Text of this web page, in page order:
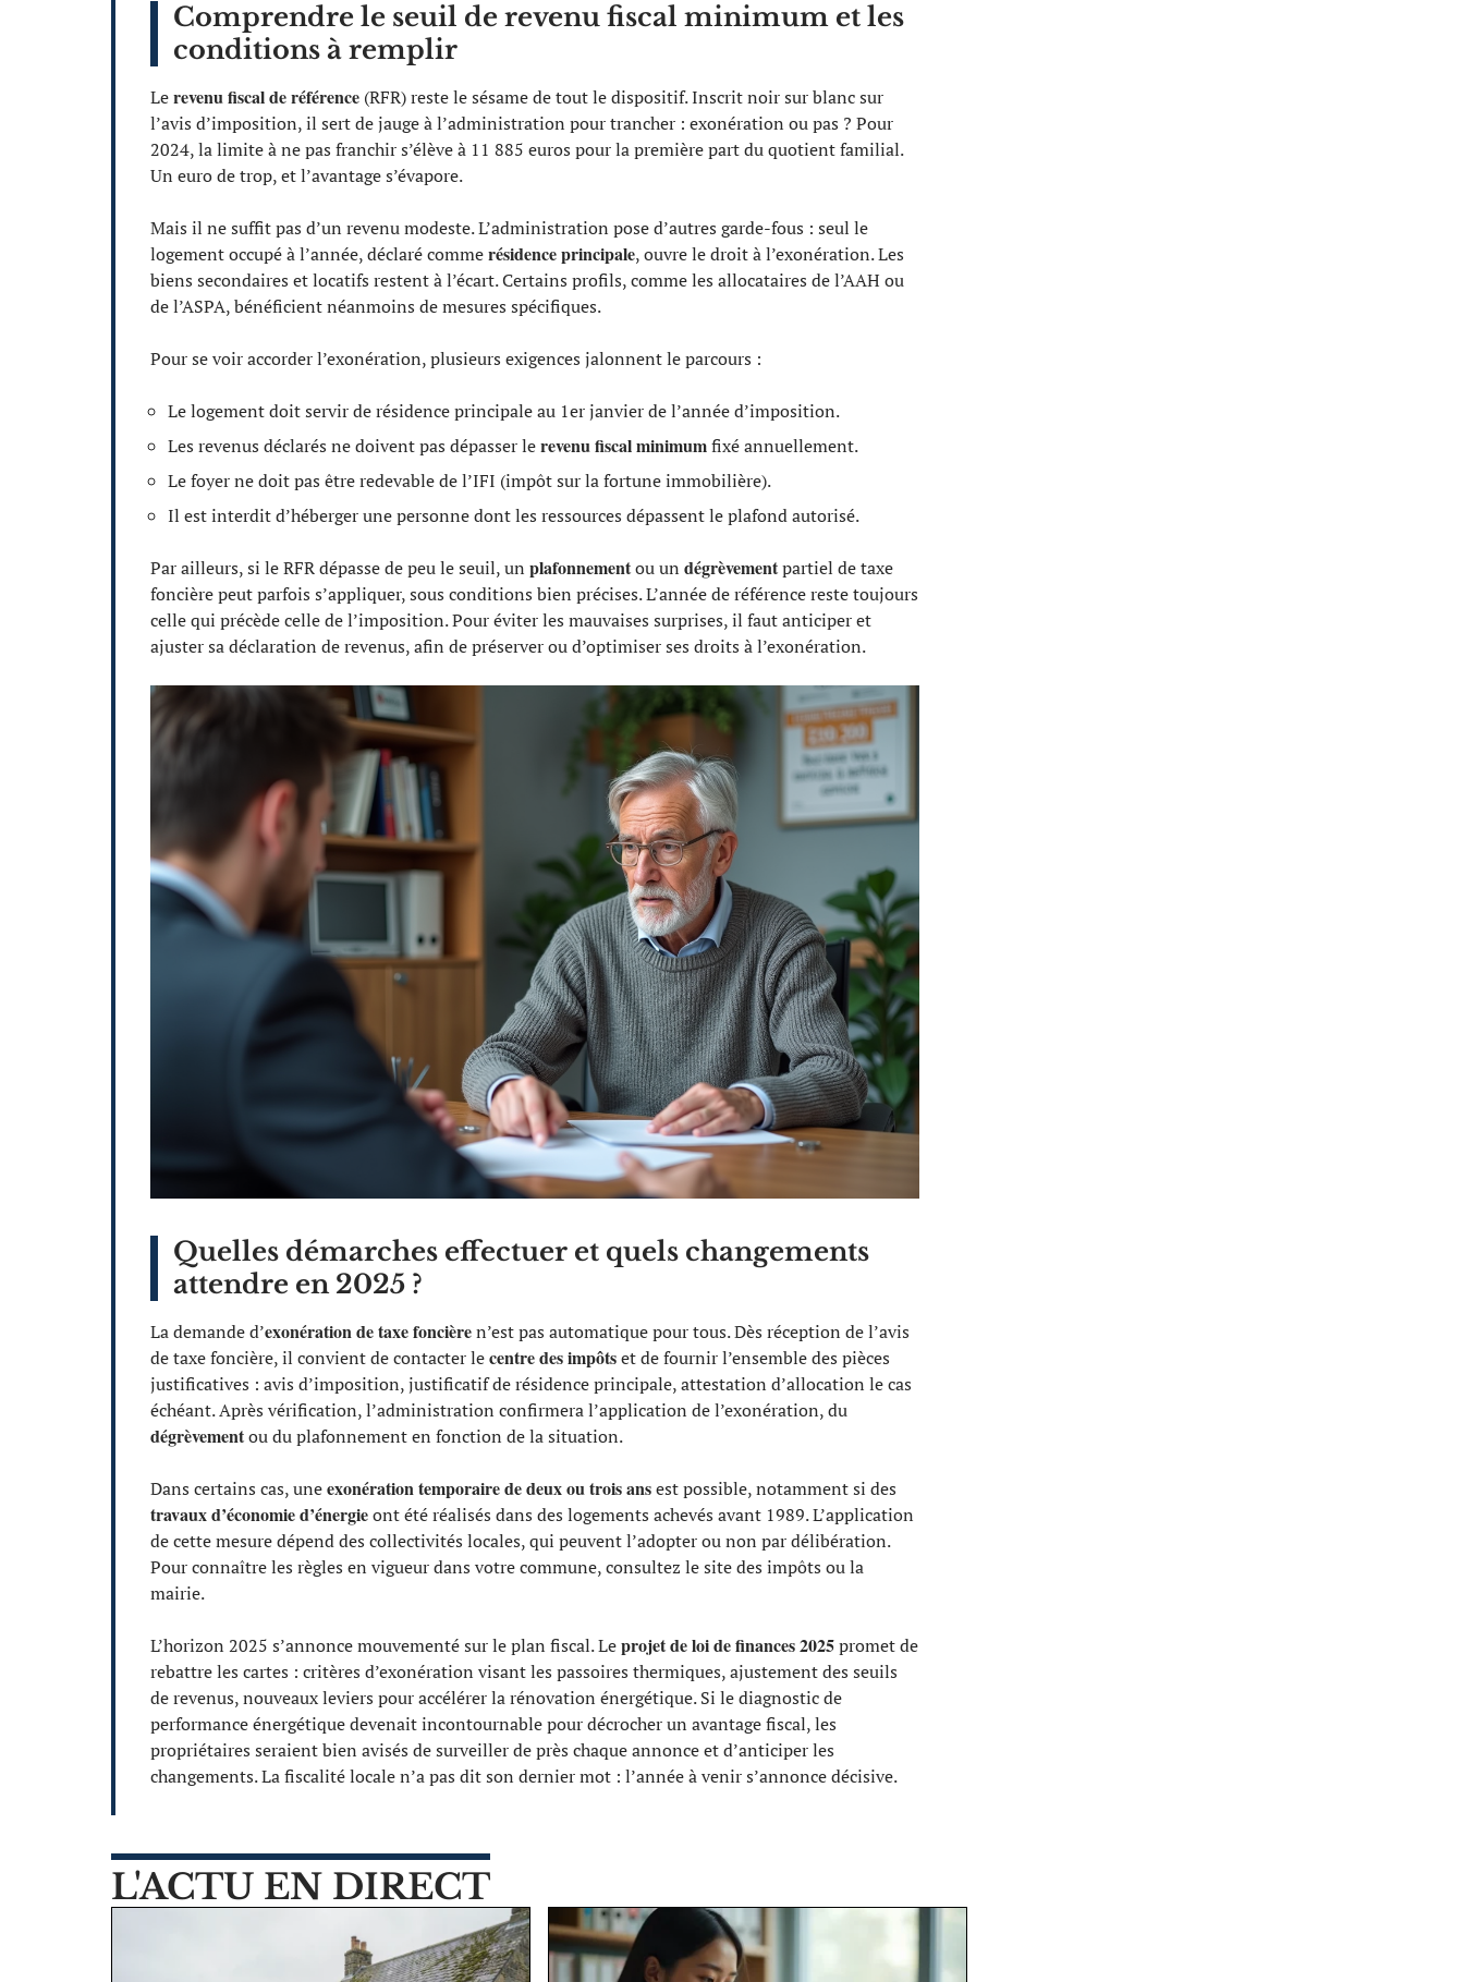
Comprendre le seuil de revenu fiscal minimum et les
conditions à remplir
Lerevenu fiscal de référence (RFR) reste le sésame de tout le dispositif. Inscrit noir sur blanc sur
l’avis d’imposition, il sert de jauge à l’administration pour trancher : exonération ou pas ? Pour
2024, la limite à ne pas franchir s’élève à 11 885 euros pour la première part du quotient familial.
Un euro de trop, et l’avantage s’évapore.
Mais il ne suffit pas d’un revenu modeste. L’administration pose d’autres garde-fous : seul le
logement occupé à l’année, déclaré commerésidence principale, ouvre le droit à l’exonération. Les
biens secondaires et locatifs restent à l’écart. Certains profils, comme les allocataires de l’AAH ou
de l’ASPA, bénéficient néanmoins de mesures spécifiques.
Pour se voir accorder l’exonération, plusieurs exigences jalonnent le parcours :
Le logement doit servir de résidence principale au 1er janvier de l’année d’imposition.
Les revenus déclarés ne doivent pas dépasser lerevenu fiscal minimumfixé annuellement.
Le foyer ne doit pas être redevable de l’IFI (impôt sur la fortune immobilière).
Il est interdit d’héberger une personne dont les ressources dépassent le plafond autorisé.
Par ailleurs, si le RFR dépasse de peu le seuil, un plafonnementou un dégrèvementpartiel de taxe
foncière peut parfois s’appliquer, sous conditions bien précises. L’année de référence reste toujours
celle qui précède celle de l’imposition. Pour éviter les mauvaises surprises, il faut anticiper et
ajuster sa déclaration de revenus, afin de préserver ou d’optimiser ses droits à l’exonération.
Quelles démarches effectuer et quels changements
attendre en 2025 ?
La demande d’exonération de taxe foncièren’est pas automatique pour tous. Dès réception de l’avis
de taxe foncière, il convient de contacter lecentre des impôtset de fournir l’ensemble des pièces
justificatives : avis d’imposition, justificatif de résidence principale, attestation d’allocation le cas
échéant. Après vérification, l’administration confirmera l’application de l’exonération, du
dégrèvementou du plafonnement en fonction de la situation.
Dans certains cas, uneexonération temporaire de deux ou trois ansest possible, notamment si des
travaux d’économie d’énergieont été réalisés dans des logements achevés avant 1989. L’application
de cette mesure dépend des collectivités locales, qui peuvent l’adopter ou non par délibération.
Pour connaître les règles en vigueur dans votre commune, consultez le site des impôts ou la
mairie.
L’horizon 2025 s’annonce mouvementé sur le plan fiscal. Leprojet de loi de finances 2025promet de
rebattre les cartes : critères d’exonération visant les passoires thermiques, ajustement des seuils
de revenus, nouveaux leviers pour accélérer la rénovation énergétique. Si le diagnostic de
performance énergétique devenait incontournable pour décrocher un avantage fiscal, les
propriétaires seraient bien avisés de surveiller de près chaque annonce et d’anticiper les
changements. La fiscalité locale n’a pas dit son dernier mot : l’année à venir s’annonce décisive.
L'ACTU EN DIRECT